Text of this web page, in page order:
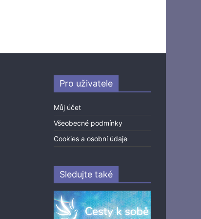
Pro uživatele
Můj účet
Všeobecné podmínky
Cookies a osobní údaje
Sledujte také